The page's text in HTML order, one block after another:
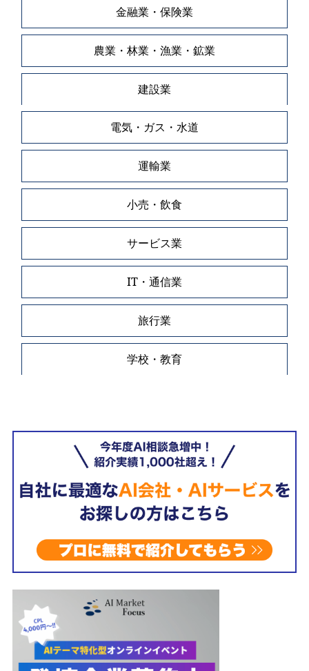
金融業・保険業
農業・林業・漁業・鉱業
建設業
電気・ガス・水道
運輸業
小売・飲食
サービス業
IT・通信業
旅行業
学校・教育